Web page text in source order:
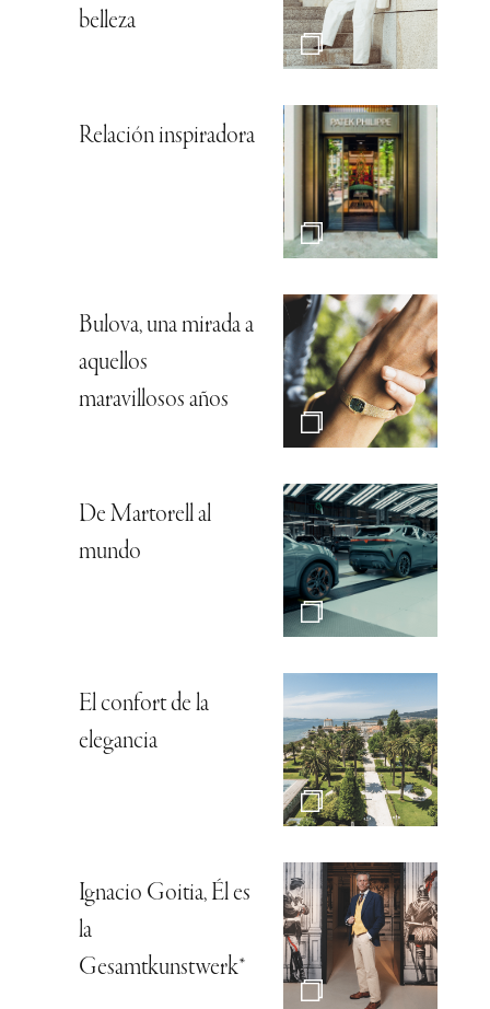
belleza
Relación inspiradora
Bulova, una mirada a
aquellos
maravillosos años
De Martorell al
mundo
El confort de la
elegancia
Ignacio Goitia, Él es
la
Gesamtkunstwerk*